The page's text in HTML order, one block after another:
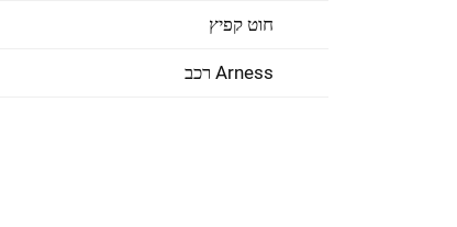
חוט קפיץ
Arness רכב